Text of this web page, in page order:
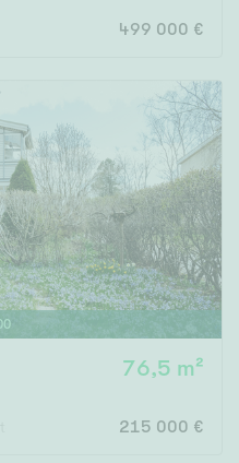
Ei uudiskohteita
Ei arvokohteita
499 000 €
76,5 m²
piha 215 000 €